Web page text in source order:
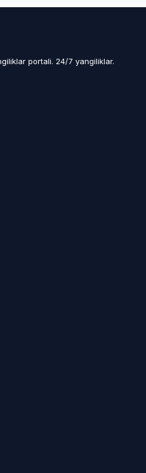
portali. 24/7 yangiliklar.